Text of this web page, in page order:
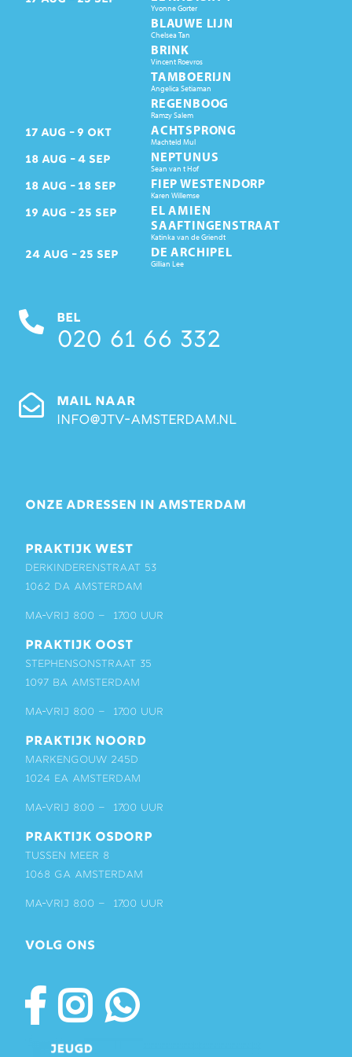
Yvonne Gorter
BLAUWE LIJN
Chelsea Tan
BRINK
Vincent Roevros
TAMBOERIJN
Angelica Setiaman
REGENBOOG
Ramzy Salem
17 AUG 9 OKT ACHTSPRONG
Machteld Mul
18 AUG 4 SEP NEPTUNUS
Sean van t Hof
18 AUG 18 SEP FIEP WESTENDORP
Karen Willemse
19 AUG 25 SEP
EL AMIEN
SAAFTINGENSTRAAT
Katinka van de Griendt
24 AUG 25 SEP DE ARCHIPEL
Gillian Lee
BEL
020 61 66 332
MAIL NAAR
info@jtv-amsterdam.nl
ONZE ADRESSEN IN AMSTERDAM
PRAKTIJK WEST
Derkinderenstraat 53
1062 DA Amsterdam
ma-vrij 8:00 – 17:00 uur
PRAKTIJK OOST
Stephensonstraat 35
1097 BA Amsterdam
ma-vrij 8:00 – 17:00 uur
PRAKTIJK NOORD
Markengouw 245D
1024 EA Amsterdam
ma-vrij 8:00 – 17:00 uur
PRAKTIJK OSDORP
Tussen Meer 8
1068 GA Amsterdam
ma-vrij 8:00 – 17:00 uur
VOLG ONS